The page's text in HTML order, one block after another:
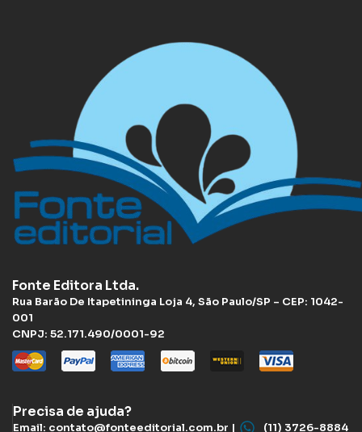
Fonte Editora Ltda.
Rua Barão De Itapetininga Loja 4, São Paulo/SP – CEP: 1042-
001
CNPJ: 52.171.490/0001-92
Precisa de ajuda?
Email: contato@fonteeditorial.com.br | (11) 3726-8884